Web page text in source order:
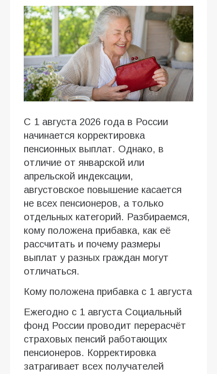
С 1 августа 2026 года в России
начинается корректировка
пенсионных выплат. Однако, в
отличие от январской или
апрельской индексации,
августовское повышение касается
не всех пенсионеров, а только
отдельных категорий. Разбираемся,
кому положена прибавка, как её
рассчитать и почему размеры
выплат у разных граждан могут
отличаться.
Кому положена прибавка с 1 августа
Ежегодно с 1 августа Социальный
фонд России проводит перерасчёт
страховых пенсий работающих
пенсионеров. Корректировка
затрагивает всех получателей